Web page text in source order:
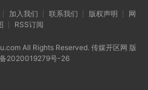
加入我们 ┊ 联系我们 ┊ 版权声明 ┊ 网
┊ RSS订阅
All Rights Reserved. 传媒开区网 版
2020019279号-26